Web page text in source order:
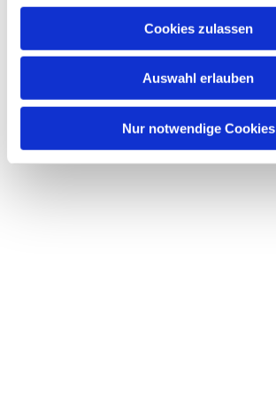
Cookies zulassen
Auswahl erlauben
Nur notwendige Cookies